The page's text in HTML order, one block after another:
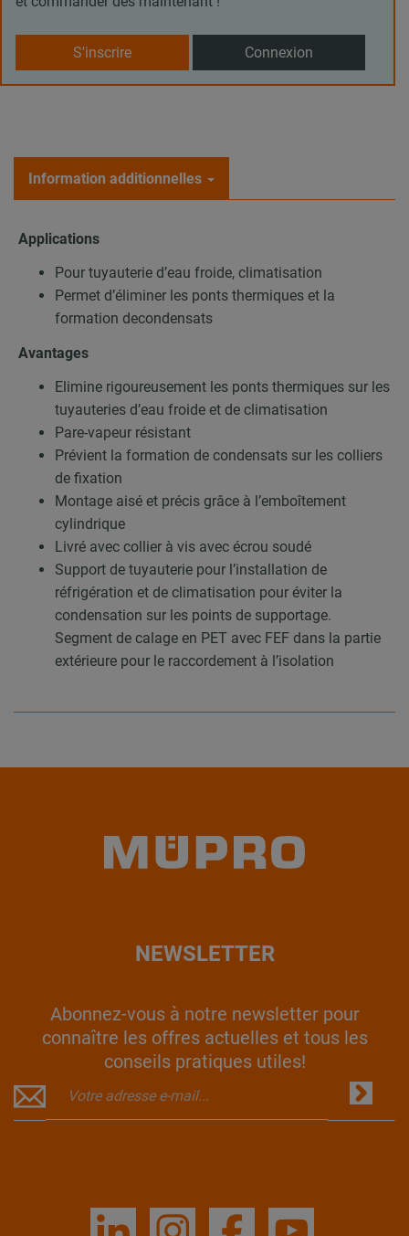
S'inscrire Connexion
Information additionnelles
Applications
Pour tuyauterie d’eau froide, climatisation
Permet d’éliminer les ponts thermiques et la
formation decondensats
Avantages
Elimine rigoureusement les ponts thermiques sur les
tuyauteries d’eau froide et de climatisation
Pare-vapeur résistant
Prévient la formation de condensats sur les colliers
de fixation
Montage aisé et précis grâce à l’emboîtement
cylindrique
Livré avec collier à vis avec écrou soudé
Support de tuyauterie pour l’installation de
réfrigération et de climatisation pour éviter la
condensation sur les points de supportage.
Segment de calage en PET avec FEF dans la partie
extérieure pour le raccordement à l’isolation
NEWSLETTER
Abonnez-vous à notre newsletter pour
connaître les offres actuelles et tous les
conseils pratiques utiles!